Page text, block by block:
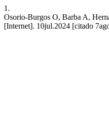
1.
Osorio-Burgos O, Barba A,
[Internet]. 10jul.2024 [citado